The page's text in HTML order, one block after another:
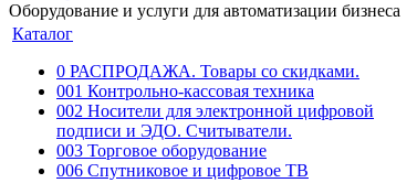
Оборудование и услуги для автоматизации бизнеса
Каталог
0 РАСПРОДАЖА. Товары со скидками.
001 Контрольно-кассовая техника
002 Носители для электронной цифровой
подписи и ЭДО. Считыватели.
003 Торговое оборудование
006 Спутниковое и цифровое ТВ